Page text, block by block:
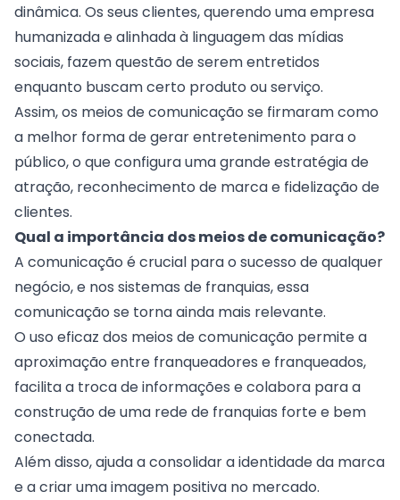
dinâmica. Os seus clientes, querendo uma empresa
humanizada e alinhada à linguagem das mídias
sociais, fazem questão de serem entretidos
enquanto buscam certo produto ou serviço.
Assim, os meios de comunicação se firmaram como
a melhor forma de gerar entretenimento para o
público, o que configura uma grande estratégia de
atração, reconhecimento de marca e fidelização de
clientes.
Qual a importância dos meios de comunicação?
A comunicação é crucial para o sucesso de qualquer
negócio, e nos sistemas de franquias, essa
comunicação se torna ainda mais relevante.
O uso eficaz dos meios de comunicação permite a
aproximação entre franqueadores e franqueados,
facilita a troca de informações e colabora para a
construção de uma rede de franquias forte e bem
conectada.
Além disso, ajuda a consolidar a identidade da marca
e a criar uma imagem positiva no mercado.